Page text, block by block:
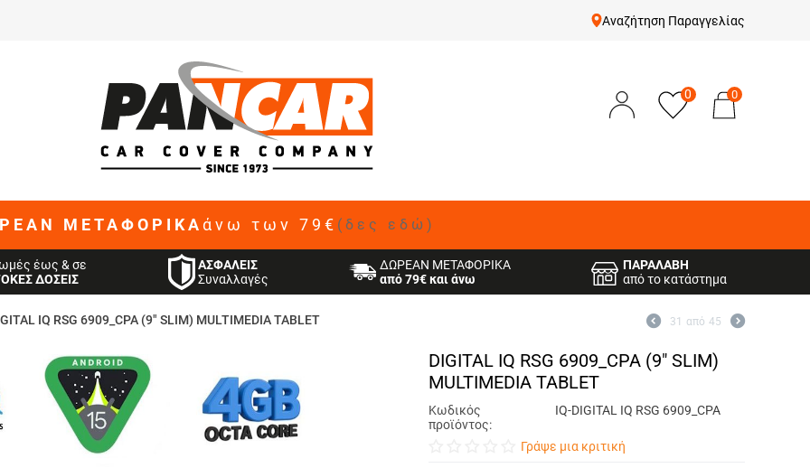
Αναζήτηση Παραγγελίας
0 0
ΜΕΤΑΦΟΡΙΚΑ άνω των 79€ (δες εδώ)
έως & σε
ΔΟΣΕΙΣ
ΑΣΦΑΛΕΙΣ
Συναλλαγές
ΔΩΡΕΑΝ ΜΕΤΑΦΟΡΙΚΑ
από 79€ και άνω
ΠΑΡΑΛΑΒΗ
από το κατάστημα
IQ RSG 6909_CPA (9" SLIM) MULTIMEDIA TABLET 31 από 45
DIGITAL IQ RSG 6909_CPA (9" SLIM)
MULTIMEDIA TABLET
Κωδικός
προϊόντος:
IQ-DIGITAL IQ RSG 6909_CPA
Γράψε μια κριτική